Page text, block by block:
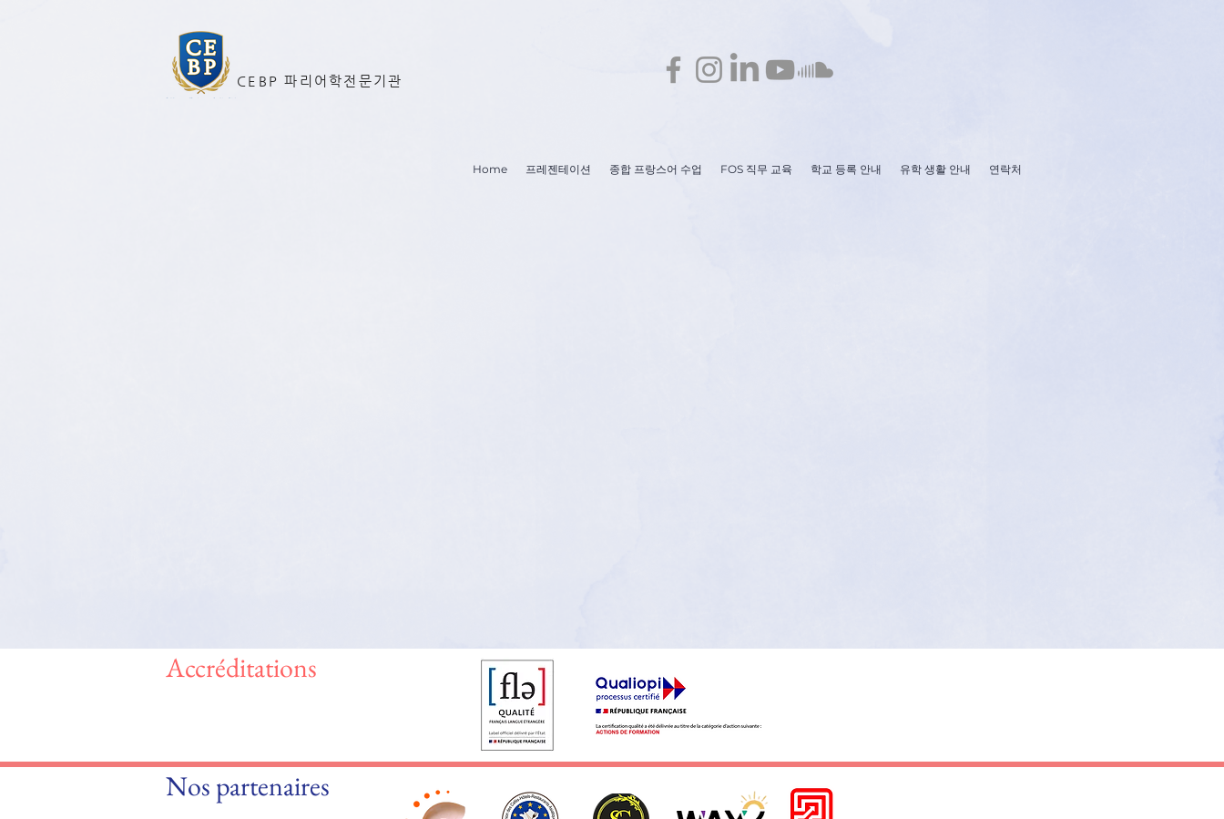
CEBP 파리어학전문기관
Home 프레젠테이션 종합 프랑스어 수업 FOS 직무 교육 학교 등록 안내 유학 생활 안내 연락처
Accréditations
Nos partenaires